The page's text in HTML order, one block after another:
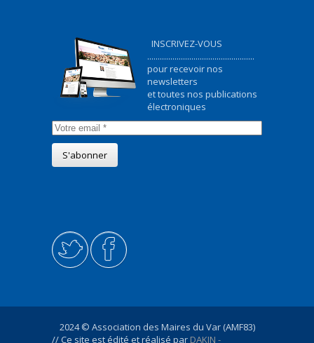
INSCRIVEZ-VOUS
...................................................
pour recevoir nos
newsletters
et toutes nos publications
électroniques
2024 © Association des Maires du Var (AMF83)
// Ce site est édité et réalisé par DAKIN -